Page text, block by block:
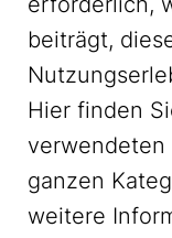
LinkedIn
beiträgt,
Hier finden
verwendeten
ganzen
weitere